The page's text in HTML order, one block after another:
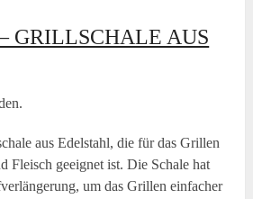
GRILLSCHALE AUS
aus Edelstahl, die für das Grillen
Fleisch geeignet ist. Die Schale hat
um das Grillen einfacher